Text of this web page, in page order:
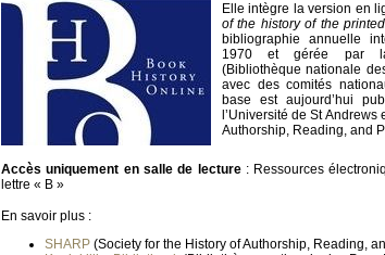
Elle intègre la version en
of the history of the
bibliographie annuelle
1970 et gérée par la
(Bibliothèque nationale
avec des comités
base est aujourd’hui
l’Université de St
Authorship, Reading, and
Accès uniquement en salle de lecture: Ressources
lettre « B »
En savoir plus :
SHARP (Society for the History of Authorship, Reading,